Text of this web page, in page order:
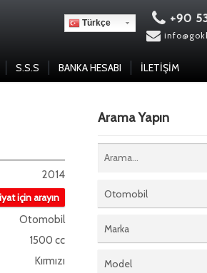
+90
Türkçe
S.S.S BANKA HESABI İLETIŞIM
2014
için arayın
Otomobil
1500 cc
Kırmızı
Arama Yapın
Otomobil
Marka
Model